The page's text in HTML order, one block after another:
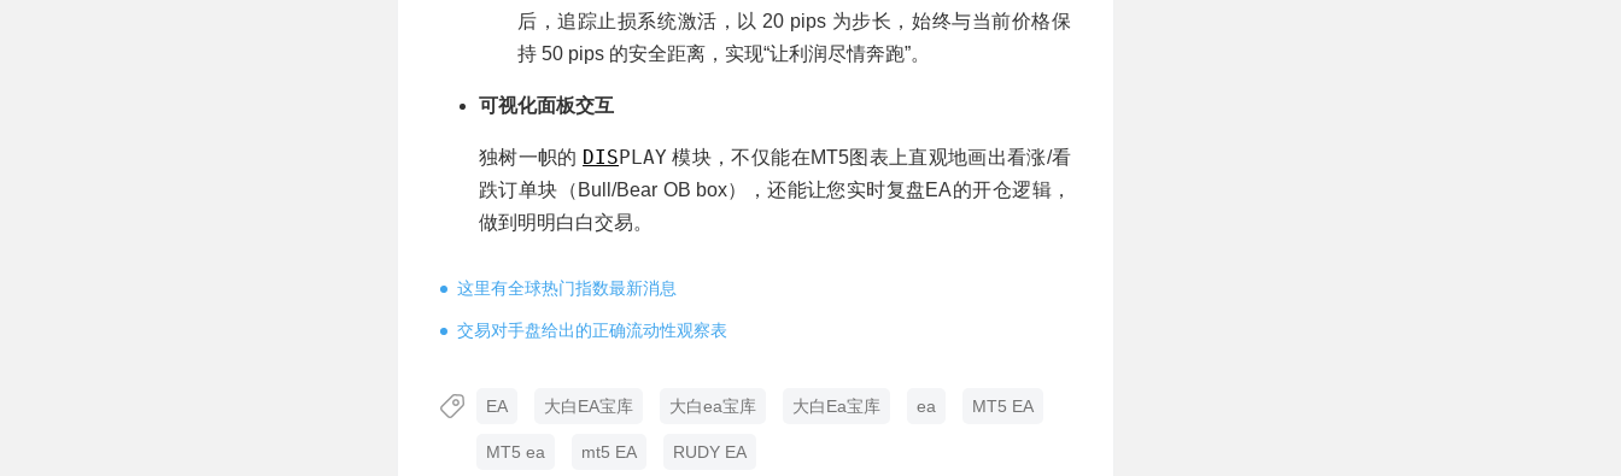
后，追踪止损系统激活，以 20 pips 为步长，始终与当前价格保
持 50 pips 的安全距离，实现“让利润尽情奔跑”。
可视化面板交互
独树一帜的 DISPLAY 模块，不仅能在MT5图表上直观地画出看涨/看
跌订单块（Bull/Bear OB box），还能让您实时复盘EA的开仓逻辑，
做到明明白白交易。
这里有全球热门指数最新消息
交易对手盘给出的正确流动性观察表
EA 大白EA宝库 大白ea宝库 大白Ea宝库 ea MT5 EA
MT5 ea mt5 EA RUDY EA